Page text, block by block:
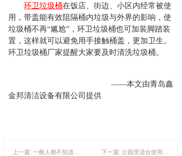
环卫垃圾桶在饭店、街边、小区内经常被使
用，带盖能有效阻隔桶内垃圾与外界的影响，使
垃圾桶不再“尴尬”，环卫垃圾桶也可加装脚踏装
置，这样就可以避免用手接触桶盖，更加卫生。
环卫垃圾桶厂家提醒大家要及时清洗垃圾桶。
——本文由青岛鑫
金邦清洁设备有限公司提供
上一篇: 一般人都不知道室内垃圾桶应如何选择？ 下一篇: 公园里适合使用哪类分类垃圾桶？